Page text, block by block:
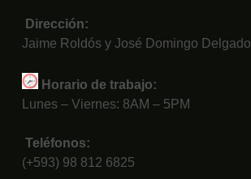
Dirección:
Jaime Roldós y José Domingo Delgado
Horario de trabajo:
Lunes – Viernes: 8AM – 5PM
Teléfonos:
(+593) 98 812 6825